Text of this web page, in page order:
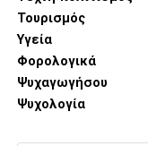
Τουρισμός
Υγεία
Φορολογικά
Ψυχαγωγήσου
Ψυχολογία